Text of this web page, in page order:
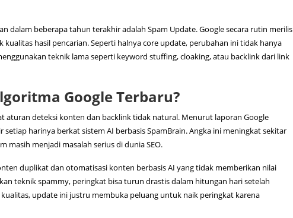
dalam beberapa tahun terakhir adalah Spam Update. Google secara rutin merilis
hasil pencarian. Seperti halnya core update, perubahan ini tidak hanya
teknik lama seperti keyword stuffing, cloaking, atau backlink dari link
Google Terbaru?
aturan deteksi konten dan backlink tidak natural. Menurut laporan Google
setiap harinya berkat sistem AI berbasis SpamBrain. Angka ini meningkat sekitar
masih menjadi masalah serius di dunia SEO.
duplikat dan otomatisasi konten berbasis AI yang tidak memberikan nilai
teknik spammy, peringkat bisa turun drastis dalam hitungan hari setelah
update ini justru membuka peluang untuk naik peringkat karena